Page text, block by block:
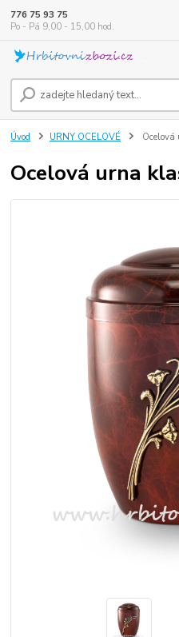
776 75 93 75
Po - Pá 9,00 - 15,00 hod.
Úvod URNY OCELOVÉ
Ocelová urna